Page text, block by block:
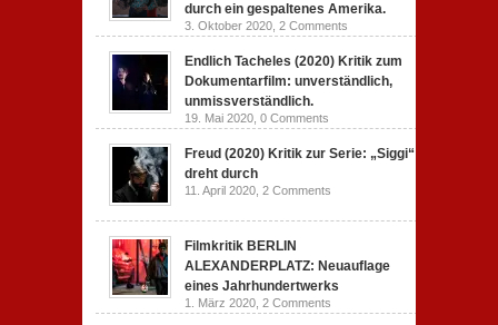
durch ein gespaltenes Amerika.
3. Oktober 2020, 2 Comments
Endlich Tacheles (2020) Kritik zum
Dokumentarfilm: unverständlich,
unmissverständlich.
19. Mai 2020, 0 Comments
Freud (2020) Kritik zur Serie: „Siggi“
dreht durch
11. April 2020, 2 Comments
Filmkritik BERLIN
ALEXANDERPLATZ: Neuauflage
eines Jahrhundertwerks
1. März 2020, 2 Comments